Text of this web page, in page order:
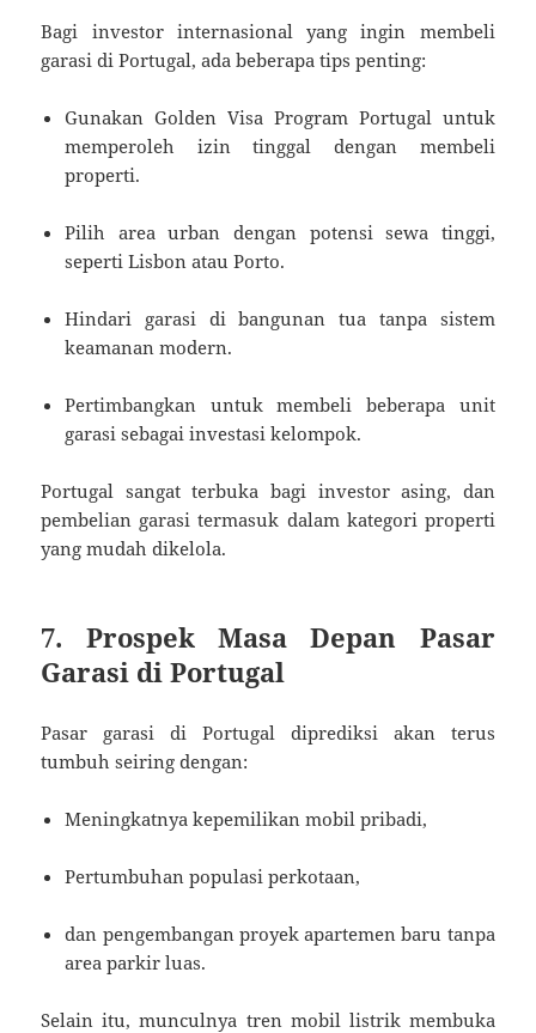
Bagi investor internasional yang ingin membeli
garasi di Portugal, ada beberapa tips penting:
Gunakan Golden Visa Program Portugal untuk
memperoleh izin tinggal dengan membeli
properti.
Pilih area urban dengan potensi sewa tinggi,
seperti Lisbon atau Porto.
Hindari garasi di bangunan tua tanpa sistem
keamanan modern.
Pertimbangkan untuk membeli beberapa unit
garasi sebagai investasi kelompok.
Portugal sangat terbuka bagi investor asing, dan
pembelian garasi termasuk dalam kategori properti
yang mudah dikelola.
7. Prospek Masa Depan Pasar
Garasi di Portugal
Pasar garasi di Portugal diprediksi akan terus
tumbuh seiring dengan:
Meningkatnya kepemilikan mobil pribadi,
Pertumbuhan populasi perkotaan,
dan pengembangan proyek apartemen baru tanpa
area parkir luas.
Selain itu, munculnya tren mobil listrik membuka